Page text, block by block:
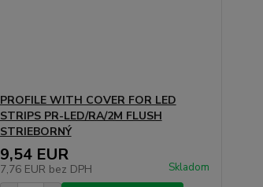
PROFILE WITH COVER FOR LED
STRIPS PR-LED/RA/2M FLUSH
STRIEBORNÝ
9,54 EUR
7,76 EUR bez DPH Skladom